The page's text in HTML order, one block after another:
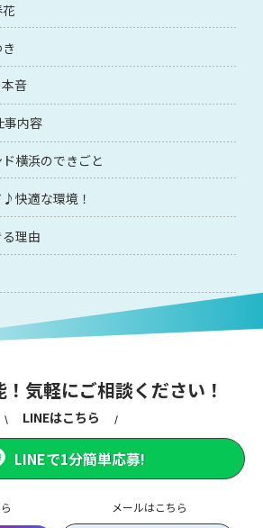
音
事内容
横浜のできごと
快適な環境！
理由
気軽にご相談ください！
メールはこちら
LINEはこちら
LINEで1分簡単応募!